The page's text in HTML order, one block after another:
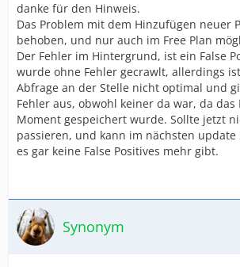
danke für den Hinweis.
Das Problem mit dem Hinzufügen neuer
behoben, und nur auch im Free Plan
Der Fehler im Hintergrund, ist ein False
wurde ohne Fehler gecrawlt, allerdings
Abfrage an der Stelle nicht optimal und
Fehler aus, obwohl keiner da war, da das
Moment gespeichert wurde. Sollte jetzt
passieren, und kann im nächsten update
es gar keine False Positives mehr gibt.
Synonym